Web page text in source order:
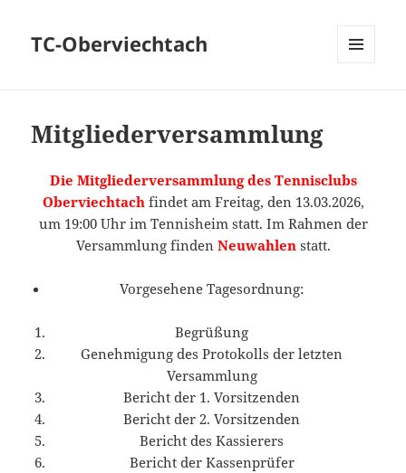
TC-Oberviechtach
Mitgliederversammlung
Die Mitgliederversammlung des Tennisclubs
Oberviechtachfindet am Freitag, den 13.03.2026,
um 19:00 Uhr im Tennisheim statt. Im Rahmen der
Versammlung finden Neuwahlenstatt.
Vorgesehene Tagesordnung:
Begrüßung
Genehmigung des Protokolls der letzten
Versammlung
Bericht der 1. Vorsitzenden
Bericht der 2. Vorsitzenden
Bericht des Kassierers
Bericht der Kassenprüfer